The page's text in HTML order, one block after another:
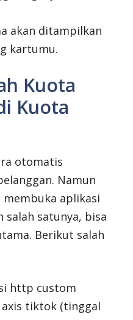
akan ditampilkan
kartumu.
Kuota
Kuota
otomatis
Namun
membuka aplikasi
salah satunya, bisa
Berikut salah
http custom
tiktok (tinggal